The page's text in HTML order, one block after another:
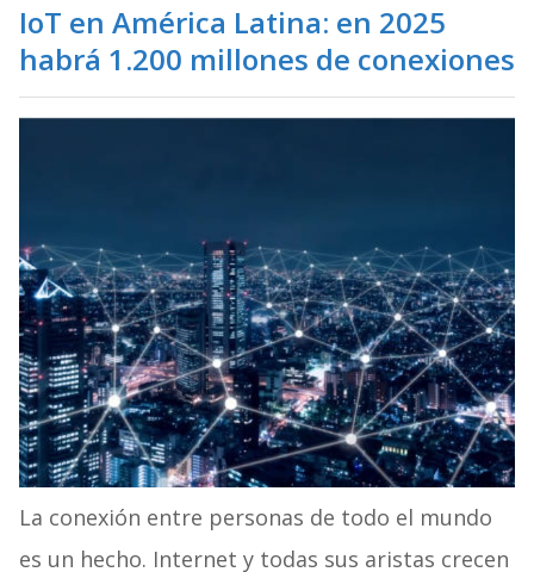
IoT en América Latina: en 2025
habrá 1.200 millones de conexiones
La conexión entre personas de todo el mundo
es un hecho. Internet y todas sus aristas crecen